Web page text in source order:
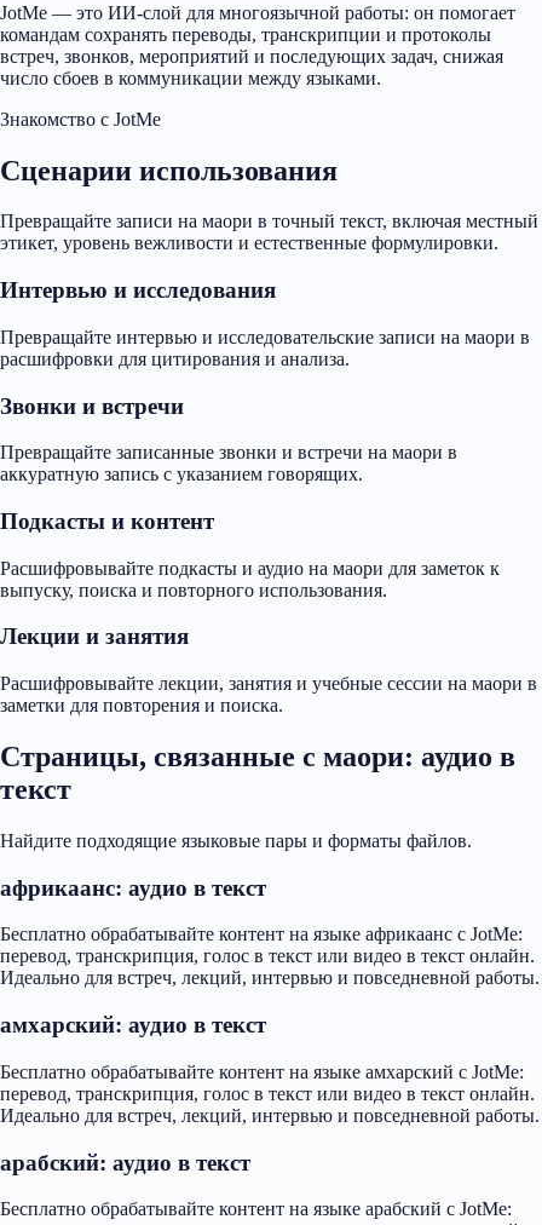
JotMe — это ИИ-слой для многоязычной работы: он помогает
командам сохранять переводы, транскрипции и протоколы
встреч, звонков, мероприятий и последующих задач, снижая
число сбоев в коммуникации между языками.
Знакомство с JotMe
Сценарии использования
Превращайте записи на маори в точный текст, включая местный
этикет, уровень вежливости и естественные формулировки.
Интервью и исследования
Превращайте интервью и исследовательские записи на маори в
расшифровки для цитирования и анализа.
Звонки и встречи
Превращайте записанные звонки и встречи на маори в
аккуратную запись с указанием говорящих.
Подкасты и контент
Расшифровывайте подкасты и аудио на маори для заметок к
выпуску, поиска и повторного использования.
Лекции и занятия
Расшифровывайте лекции, занятия и учебные сессии на маори в
заметки для повторения и поиска.
Страницы, связанные с маори: аудио в
текст
Найдите подходящие языковые пары и форматы файлов.
африкаанс: аудио в текст
Бесплатно обрабатывайте контент на языке африкаанс с JotMe:
перевод, транскрипция, голос в текст или видео в текст онлайн.
Идеально для встреч, лекций, интервью и повседневной работы.
амхарский: аудио в текст
Бесплатно обрабатывайте контент на языке амхарский с JotMe:
перевод, транскрипция, голос в текст или видео в текст онлайн.
Идеально для встреч, лекций, интервью и повседневной работы.
арабский: аудио в текст
Бесплатно обрабатывайте контент на языке арабский с JotMe: